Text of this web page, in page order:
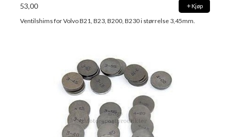
53,00 Kjøp
Ventilshims for Volvo B21, B23, B200, B230 i størrelse 3,45mm.